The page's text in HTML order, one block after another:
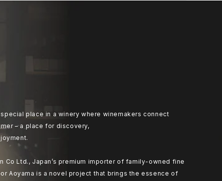
place in a winery where winemakers connect
– a place for discovery,
Co Ltd., Japan’s premium importer of family-owned fine
Aoyama is a novel project that brings the essence of